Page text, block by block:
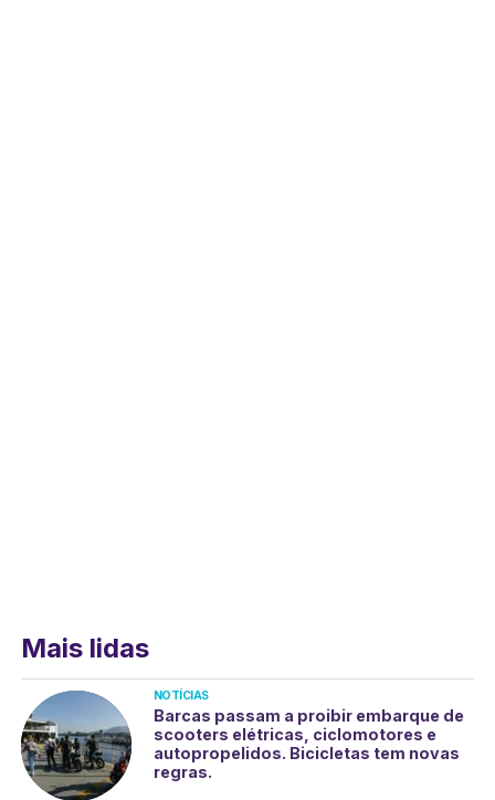
Mais lidas
NOTÍCIAS
Barcas passam a proibir embarque de
scooters elétricas, ciclomotores e
autopropelidos. Bicicletas tem novas
regras.